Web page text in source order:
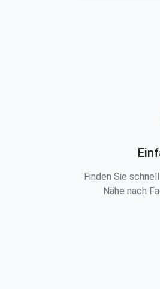
Finden Sie
Nähe nach